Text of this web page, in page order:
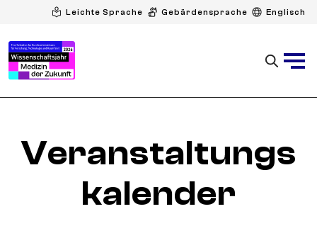
Leichte Sprache Gebärdensprache Englisch
Veranstaltungs
kalender